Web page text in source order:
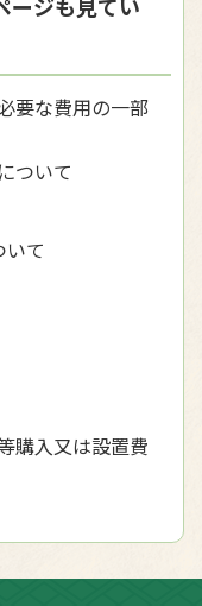
要な費用の一部
ついて
て
購入又は設置費